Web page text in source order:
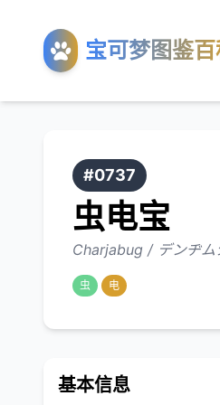
宝可梦图鉴
#0737
虫电宝
Charjabug / デンヂム
虫 电
基本信息